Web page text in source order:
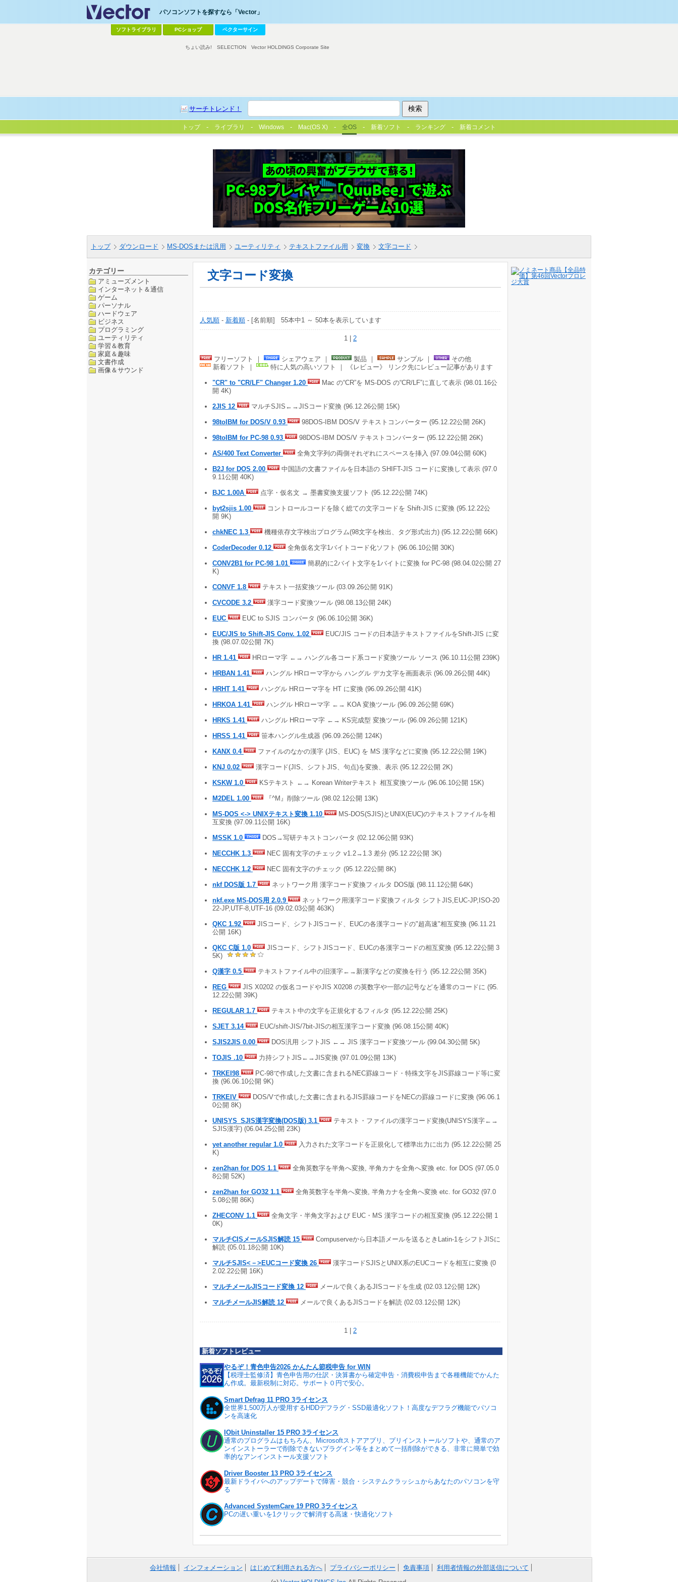
パソコンソフトを探すなら「Vector」
ソフトライブラリ PCショップ ベクターサイン
サーチトレンド！
ちょい読み! SELECTION Vector HOLDINGS Corporate Site
トップ ライブラリ Windows Mac(OS X) 全OS 新着ソフト ランキング 新着コメント
トップ ダウンロード MS-DOSまたは汎用 ユーティリティ テキストファイル用 変換 文字コード
カテゴリー
アミューズメント
インターネット＆通信
ゲーム
パーソナル
ハードウェア
ビジネス
プログラミング
ユーティリティ
学習＆教育
家庭＆趣味
文書作成
画像＆サウンド
文字コード変換
人気順 - 新着順 - [名前順] 55本中1 ～ 50本を表示しています
1 | 2
フリーソフト ｜ シェアウェア ｜ 製品 ｜ サンプル ｜
その他
新着ソフト ｜
特に人気の高いソフト ｜ 《レビュー》 リンク先にレビュー記事があります
"CR" to "CR/LF" Changer 1.20
Mac の“CR”を MS-DOS の“CR/LF”に直して表示 (98.01.16公
開 4K)
2JIS 12 マルチSJIS←→JISコード変換 (96.12.26公開 15K)
98toIBM for DOS/V 0.93 98DOS-IBM DOS/V テキストコンバーター (95.12.22公開 26K)
98toIBM for PC-98 0.93 98DOS-IBM DOS/V テキストコンバーター (95.12.22公開 26K)
AS/400 Text Converter 全角文字列の両側それぞれにスペースを挿入 (97.09.04公開 60K)
B2J for DOS 2.00
中国語の文書ファイルを日本語の SHIFT-JIS コードに変換して表示 (97.0
9.11公開 40K)
BJC 1.00A 点字・仮名文 → 墨書変換支援ソフト (95.12.22公開 74K)
byt2sjis 1.00
コントロールコードを除く総ての文字コードを Shift-JIS に変換 (95.12.22公
開 9K)
chkNEC 1.3 機種依存文字検出プログラム(98文字を検出、タグ形式出力) (95.12.22公開 66K)
CoderDecoder 0.12 全角仮名文字1バイトコード化ソフト (96.06.10公開 30K)
CONV2B1 for PC-98 1.01
簡易的に2バイト文字を1バイトに変換 for PC-98 (98.04.02公開 27
K)
CONVF 1.8 テキスト一括変換ツール (03.09.26公開 91K)
CVCODE 3.2 漢字コード変換ツール (98.08.13公開 24K)
EUC EUC to SJIS コンバータ (96.06.10公開 36K)
EUC/JIS to Shift-JIS Conv. 1.02
EUC/JIS コードの日本語テキストファイルをShift-JIS に変
換 (98.07.02公開 7K)
HR 1.41 HRローマ字 ←→ ハングル各コード系コード変換ツール ソース (96.10.11公開 239K)
HRBAN 1.41 ハングル HRローマ字から ハングル デカ文字を画面表示 (96.09.26公開 44K)
HRHT 1.41 ハングル HRローマ字を HT に変換 (96.09.26公開 41K)
HRKOA 1.41 ハングル HRローマ字 ←→ KOA 変換ツール (96.09.26公開 69K)
HRKS 1.41 ハングル HRローマ字 ←→ KS完成型 変換ツール (96.09.26公開 121K)
HRSS 1.41 笹本ハングル生成器 (96.09.26公開 124K)
KANX 0.4 ファイルのなかの漢字 (JIS、EUC) を MS 漢字などに変換 (95.12.22公開 19K)
KNJ 0.02 漢字コード(JIS、シフトJIS、句点)を変換、表示 (95.12.22公開 2K)
KSKW 1.0 KSテキスト ←→ Korean Writerテキスト 相互変換ツール (96.06.10公開 15K)
M2DEL 1.00 『^M』削除ツール (98.02.12公開 13K)
MS-DOS <-> UNIXテキスト変換 1.10
MS-DOS(SJIS)とUNIX(EUC)のテキストファイルを相
互変換 (97.09.11公開 16K)
MSSK 1.0 DOS→写研テキストコンバータ (02.12.06公開 93K)
NECCHK 1.3 NEC 固有文字のチェック v1.2→1.3 差分 (95.12.22公開 3K)
NECCHK 1.2 NEC 固有文字のチェック (95.12.22公開 8K)
nkf DOS版 1.7 ネットワーク用 漢字コード変換フィルタ DOS版 (98.11.12公開 64K)
nkf.exe MS-DOS用 2.0.9
ネットワーク用漢字コード変換フィルタ シフトJIS,EUC-JP,ISO-20
22-JP,UTF-8,UTF-16 (09.02.03公開 463K)
QKC 1.92
JISコード、シフトJISコード、EUCの各漢字コードの"超高速"相互変換 (96.11.21
公開 16K)
QKC C版 1.0
JISコード、シフトJISコード、EUCの各漢字コードの相互変換 (95.12.22公開 3
5K)
Q漢字 0.5 テキストファイル中の旧漢字←→新漢字などの変換を行う (95.12.22公開 35K)
REG
JIS X0202 の仮名コードやJIS X0208 の英数字や一部の記号などを通常のコードに (95.
12.22公開 39K)
REGULAR 1.7 テキスト中の文字を正規化するフィルタ (95.12.22公開 25K)
SJET 3.14 EUC/shift-JIS/7bit-JISの相互漢字コード変換 (96.08.15公開 40K)
SJIS2JIS 0.00 DOS汎用 シフトJIS ←→ JIS 漢字コード変換ツール (99.04.30公開 5K)
TOJIS .10 力持シフトJIS←→JIS変換 (97.01.09公開 13K)
TRKEI98
PC-98で作成した文書に含まれるNEC罫線コード・特殊文字をJIS罫線コード等に変
換 (96.06.10公開 9K)
TRKEIV
DOS/Vで作成した文書に含まれるJIS罫線コードをNECの罫線コードに変換 (96.06.1
0公開 8K)
UNISYS_SJIS漢字変換(DOS版) 3.1
テキスト・ファイルの漢字コード変換(UNISYS漢字←→
SJIS漢字) (06.04.25公開 23K)
yet another regular 1.0
入力された文字コードを正規化して標準出力に出力 (95.12.22公開 25
K)
zen2han for DOS 1.1
全角英数字を半角へ変換, 半角カナを全角へ変換 etc. for DOS (97.05.0
8公開 52K)
zen2han for GO32 1.1
全角英数字を半角へ変換, 半角カナを全角へ変換 etc. for GO32 (97.0
5.08公開 86K)
ZHECONV 1.1
全角文字・半角文字および EUC・MS 漢字コードの相互変換 (95.12.22公開 1
0K)
マルチCISメールSJIS解読 15
Compuserveから日本語メールを送るときLatin-1をシフトJISに
解読 (05.01.18公開 10K)
マルチSJIS<－>EUCコード変換 26
漢字コードSJISとUNIX系のEUCコードを相互に変換 (0
2.02.22公開 16K)
マルチメールJISコード変換 12 メールで良くあるJISコードを生成 (02.03.12公開 12K)
マルチメールJIS解読 12 メールで良くあるJISコードを解読 (02.03.12公開 12K)
1 | 2
新着ソフトレビュー
やるぞ！青色申告2026 かんたん節税申告 for WIN
【税理士監修済】青色申告用の仕訳・決算書から確定申告・消費税申告まで各種機能でかんた
ん作成。最新税制に対応。サポート０円で安心。
Smart Defrag 11 PRO 3ライセンス
全世界1,500万人が愛用するHDDデフラグ・SSD最適化ソフト！高度なデフラグ機能でパソコ
ンを高速化
IObit Uninstaller 15 PRO 3ライセンス
通常のプログラムはもちろん、Microsoftストアアプリ、プリインストールソフトや、通常のア
ンインストーラーで削除できないプラグイン等をまとめて一括削除ができる、非常に簡単で効
率的なアンインストール支援ソフト
Driver Booster 13 PRO 3ライセンス
最新ドライバへのアップデートで障害・競合・システムクラッシュからあなたのパソコンを守
る
Advanced SystemCare 19 PRO 3ライセンス
PCの遅い重いを1クリックで解消する高速・快適化ソフト
会社情報 インフォメーション はじめて利用される方へ プライバシーポリシー 免責事項
利用者情報の外部送信について